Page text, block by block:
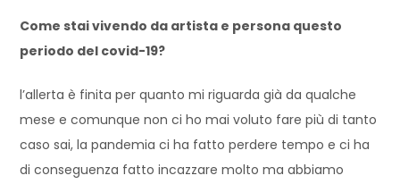
Come stai vivendo da artista e persona questo
periodo del covid-19?
l’allerta è finita per quanto mi riguarda già da qualche
mese e comunque non ci ho mai voluto fare più di tanto
caso sai, la pandemia ci ha fatto perdere tempo e ci ha
di conseguenza fatto incazzare molto ma abbiamo